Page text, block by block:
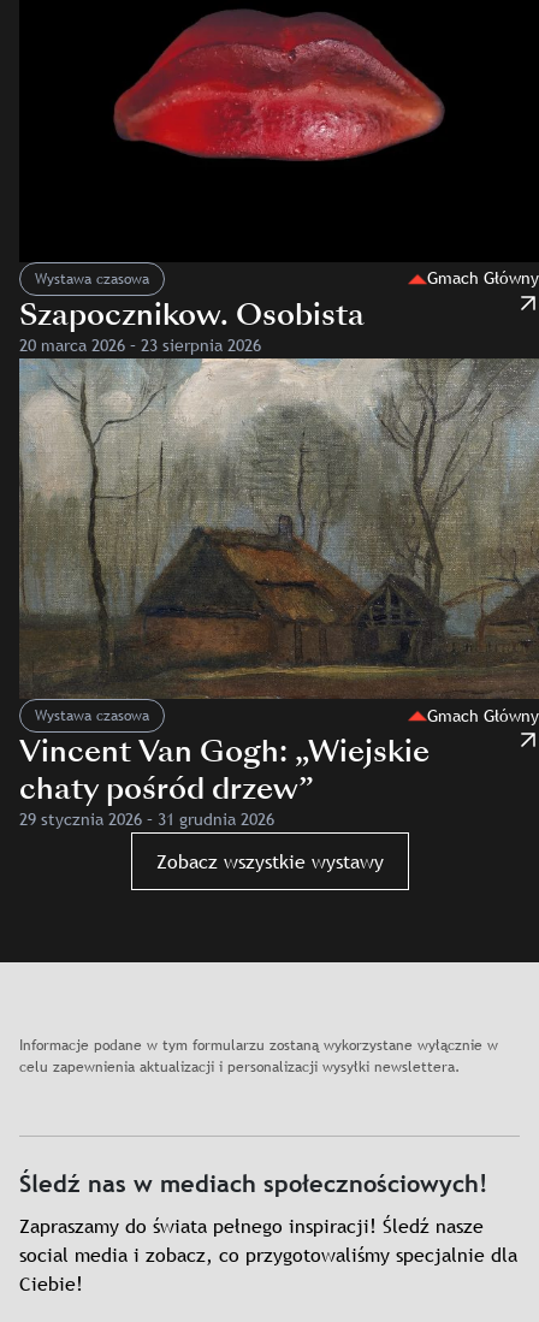
Wystawa czasowa Gmach Główny
Szapocznikow. Osobista
20 marca 2026 – 23 sierpnia 2026
Wystawa czasowa Gmach Główny
Vincent Van Gogh: „Wiejskie
chaty pośród drzew”
29 stycznia 2026 – 31 grudnia 2026
Zobacz wszystkie wystawy
Informacje podane w tym formularzu zostaną wykorzystane wyłącznie w
celu zapewnienia aktualizacji i personalizacji wysyłki newslettera.
Śledź nas w mediach społecznościowych!
Zapraszamy do świata pełnego inspiracji! Śledź nasze
social media i zobacz, co przygotowaliśmy specjalnie dla
Ciebie!